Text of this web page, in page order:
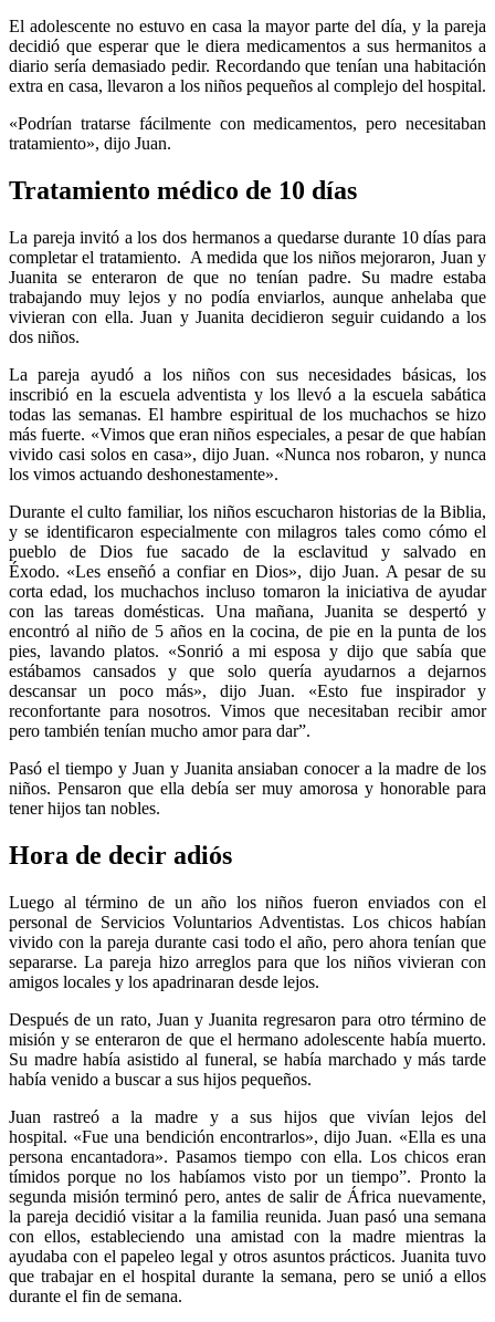
El adolescente no estuvo en casa la mayor parte del día, y la pareja
decidió que esperar que le diera medicamentos a sus hermanitos a
diario sería demasiado pedir. Recordando que tenían una habitación
extra en casa, llevaron a los niños pequeños al complejo del hospital.
«Podrían tratarse fácilmente con medicamentos, pero necesitaban
tratamiento», dijo Juan.
Tratamiento médico de 10 días
La pareja invitó a los dos hermanos a quedarse durante 10 días para
completar el tratamiento. A medida que los niños mejoraron, Juan y
Juanita se enteraron de que no tenían padre. Su madre estaba
trabajando muy lejos y no podía enviarlos, aunque anhelaba que
vivieran con ella. Juan y Juanita decidieron seguir cuidando a los
dos niños.
La pareja ayudó a los niños con sus necesidades básicas, los
inscribió en la escuela adventista y los llevó a la escuela sabática
todas las semanas. El hambre espiritual de los muchachos se hizo
más fuerte. «Vimos que eran niños especiales, a pesar de que habían
vivido casi solos en casa», dijo Juan. «Nunca nos robaron, y nunca
los vimos actuando deshonestamente».
Durante el culto familiar, los niños escucharon historias de la Biblia,
y se identificaron especialmente con milagros tales como cómo el
pueblo de Dios fue sacado de la esclavitud y salvado en
Éxodo. «Les enseñó a confiar en Dios», dijo Juan. A pesar de su
corta edad, los muchachos incluso tomaron la iniciativa de ayudar
con las tareas domésticas. Una mañana, Juanita se despertó y
encontró al niño de 5 años en la cocina, de pie en la punta de los
pies, lavando platos. «Sonrió a mi esposa y dijo que sabía que
estábamos cansados ​​y que solo quería ayudarnos a dejarnos
descansar un poco más», dijo Juan. «Esto fue inspirador y
reconfortante para nosotros. Vimos que necesitaban recibir amor
pero también tenían mucho amor para dar”.
Pasó el tiempo y Juan y Juanita ansiaban conocer a la madre de los
niños. Pensaron que ella debía ser muy amorosa y honorable para
tener hijos tan nobles.
Hora de decir adiós
Luego al término de un año los niños fueron enviados con el
personal de Servicios Voluntarios Adventistas. Los chicos habían
vivido con la pareja durante casi todo el año, pero ahora tenían que
separarse. La pareja hizo arreglos para que los niños vivieran con
amigos locales y los apadrinaran desde lejos.
Después de un rato, Juan y Juanita regresaron para otro término de
misión y se enteraron de que el hermano adolescente había muerto.
Su madre había asistido al funeral, se había marchado y más tarde
había venido a buscar a sus hijos pequeños.
Juan rastreó a la madre y a sus hijos que vivían lejos del
hospital. «Fue una bendición encontrarlos», dijo Juan. «Ella es una
persona encantadora». Pasamos tiempo con ella. Los chicos eran
tímidos porque no los habíamos visto por un tiempo”. Pronto la
segunda misión terminó pero, antes de salir de África nuevamente,
la pareja decidió visitar a la familia reunida. Juan pasó una semana
con ellos, estableciendo una amistad con la madre mientras la
ayudaba con el papeleo legal y otros asuntos prácticos. Juanita tuvo
que trabajar en el hospital durante la semana, pero se unió a ellos
durante el fin de semana.